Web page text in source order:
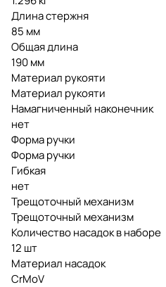
Длина стержня
85 мм
Общая длина
190 мм
Материал рукояти
Материал рукояти
Намагниченный наконечник
нет
Форма ручки
Форма ручки
Гибкая
нет
Трещоточный механизм
Трещоточный механизм
Количество насадок в наборе
12 шт
Материал насадок
CrMoV